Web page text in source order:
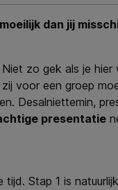
dan jij
zo gek als je
voor een groep
presentatie
Stap 1 is